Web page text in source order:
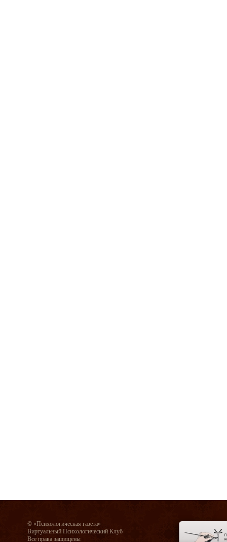
© «Психологическая газета»
Виртуальный Психологический Клуб
Все права защищены